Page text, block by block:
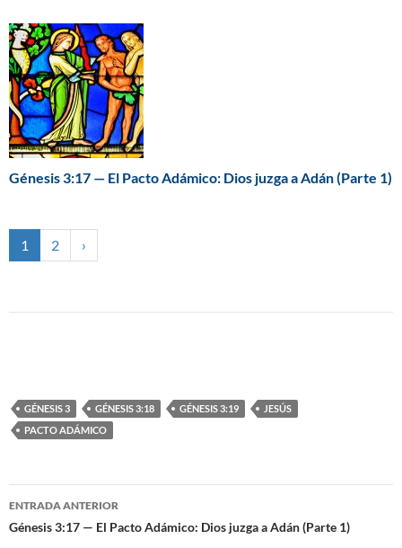
Génesis 3:17 — El Pacto Adámico: Dios juzga a Adán (Parte 1)
1 2 ›
GÉNESIS 3 GÉNESIS 3:18 GÉNESIS 3:19
JESÚS
PACTO ADÁMICO
Navegación
ENTRADA ANTERIOR
Génesis 3:17 — El Pacto Adámico: Dios juzga a Adán (Parte 1)